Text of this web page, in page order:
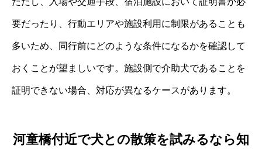
要だったり、行動エリアや施設利用に制限があることも
多いため、同行前にどのような条件になるかを確認して
おくことが望ましいです。施設側で介助犬であることを
証明できない場合、対応が異なるケースがあります。
河童橋付近で犬との散策を試みるなら知